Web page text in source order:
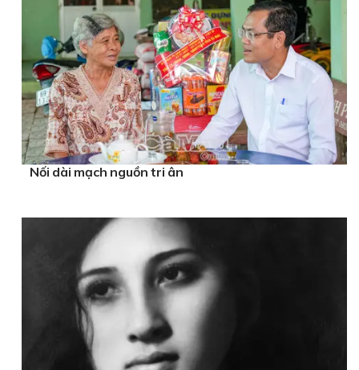
Nối dài mạch nguồn tri ân